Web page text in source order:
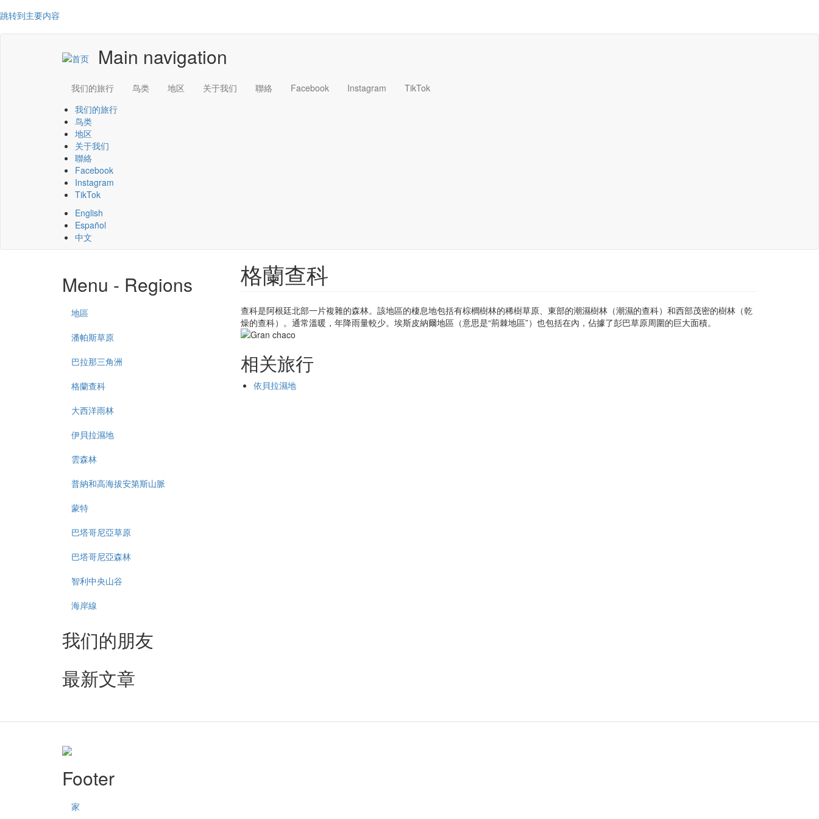
跳转到主要内容
Main navigation
我们的旅行 鸟类 地区 关于我们 聯絡 Facebook Instagram
TikTok
我们的旅行
鸟类
地区
关于我们
聯絡
Facebook
Instagram
TikTok
English
Español
中文
Menu - Regions
地區
潘帕斯草原
巴拉那三角洲
格蘭查科
大西洋雨林
伊貝拉濕地
雲森林
普納和高海拔安第斯山脈
蒙特
巴塔哥尼亞草原
巴塔哥尼亞森林
智利中央山谷
海岸線
格蘭查科
查科是阿根廷北部一片複雜的森林。該地區的棲息地包括有棕櫚樹林的稀樹草原、東部的潮濕樹林（潮濕的查科）和西部茂密的樹林（乾
燥的查科）。通常溫暖，年降雨量較少。埃斯皮納爾地區（意思是“荊棘地區”）也包括在內，佔據了彭巴草原周圍的巨大面積。
相关旅行
依貝拉濕地
我们的朋友
最新文章
Footer
家